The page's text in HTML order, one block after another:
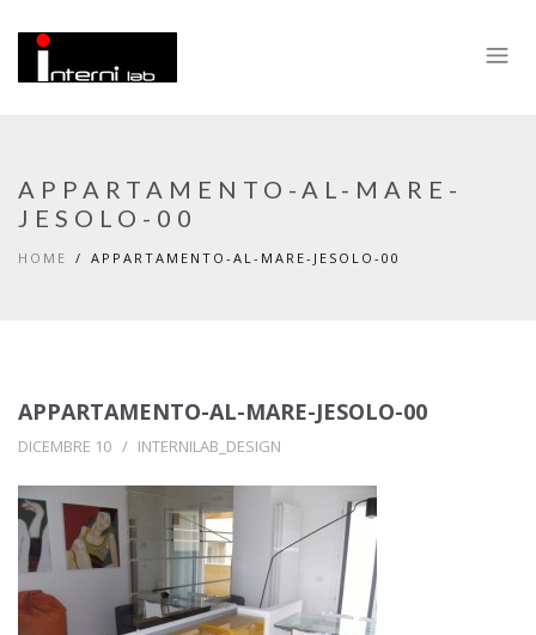
APPARTAMENTO-AL-MARE-
JESOLO-00
HOME APPARTAMENTO-AL-MARE-JESOLO-00
APPARTAMENTO-AL-MARE-JESOLO-00
DICEMBRE 10 INTERNILAB_DESIGN